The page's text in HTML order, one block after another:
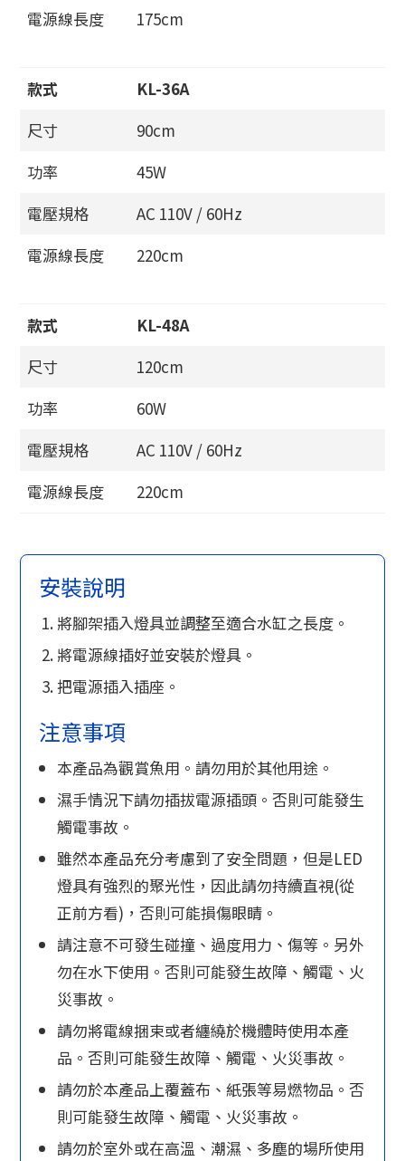
電源線長度
175cm
款式
KL-36A
尺寸
90cm
功率
45W
電壓規格
AC 110V / 60Hz
電源線長度
220cm
款式
KL-48A
尺寸
120cm
功率
60W
電壓規格
AC 110V / 60Hz
電源線長度
220cm
安裝說明
將腳架插入燈具並調整至適合水缸之長度。
將電源線插好並安裝於燈具。
把電源插入插座。
注意事項
本產品為觀賞魚用。請勿用於其他用途。
濕手情況下請勿插拔電源插頭。否則可能發生
觸電事故。
雖然本產品充分考慮到了安全問題，但是LED
燈具有強烈的聚光性，因此請勿持續直視(從
正前方看)，否則可能損傷眼睛。
請注意不可發生碰撞、過度用力、傷等。另外
勿在水下使用。否則可能發生故障、觸電、火
災事故。
請勿將電線捆束或者纏繞於機體時使用本產
品。否則可能發生故障、觸電、火災事故。
請勿於本產品上覆蓋布、紙張等易燃物品。否
則可能發生故障、觸電、火災事故。
請勿於室外或在高溫、潮濕、多塵的場所使用